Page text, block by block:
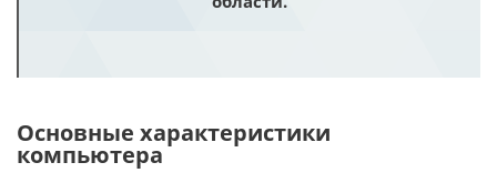
Основные характеристики
компьютера